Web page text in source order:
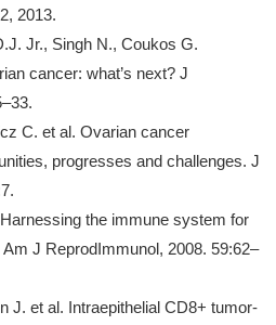
2013.
Jr., Singh N., Coukos G.
cancer: what’s next? J
C. et al. Ovarian cancer
progresses and challenges. J
the immune system for
J ReprodImmunol, 2008. 59:62–
J. et al. Intraepithelial CD8+ tumor-